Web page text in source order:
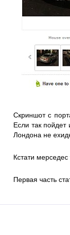
Скриншот с
Если так
Лондона не
Кстати
Первая часть